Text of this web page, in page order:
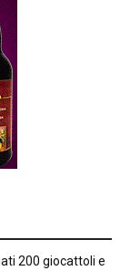
200 giocattoli e